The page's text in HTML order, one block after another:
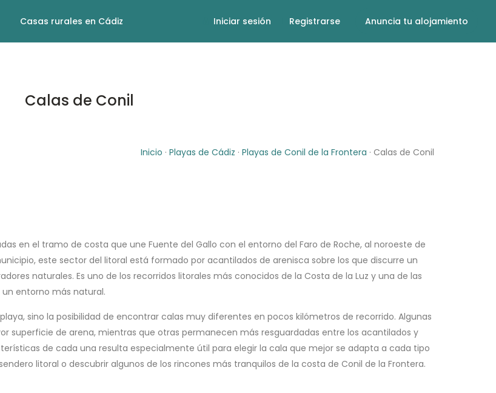
Casas rurales en Cádiz Iniciar sesión Registrarse Anuncia tu alojamiento
Calas de Conil
Inicio · Playas de Cádiz · Playas de Conil de la Frontera · Calas de Conil
en el tramo de costa que une Fuente del Gallo con el entorno del Faro de Roche, al noroeste de
este sector del litoral está formado por acantilados de arenisca sobre los que discurre un
naturales. Es uno de los recorridos litorales más conocidos de la Costa de la Luz y una de las
entorno más natural.
sino la posibilidad de encontrar calas muy diferentes en pocos kilómetros de recorrido. Algunas
superficie de arena, mientras que otras permanecen más resguardadas entre los acantilados y
de cada una resulta especialmente útil para elegir la cala que mejor se adapta a cada tipo
litoral o descubrir algunos de los rincones más tranquilos de la costa de Conil de la Frontera.